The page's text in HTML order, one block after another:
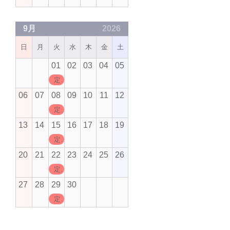
9月 2026
日 月 火 水 木 金 土
01
定休日
02 03 04 05
06 07 08
定休日
09 10 11 12
13 14 15
定休日
16 17 18 19
20 21 22
定休日
23 24 25 26
27 28 29
定休日
30